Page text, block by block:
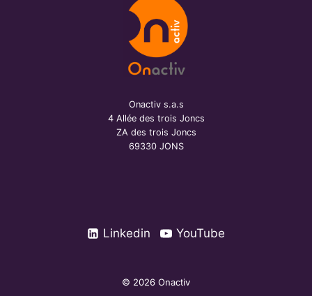
Onactiv s.a.s
4 Allée des trois Joncs
ZA des trois Joncs
69330 JONS
Linkedin YouTube
© 2026 Onactiv